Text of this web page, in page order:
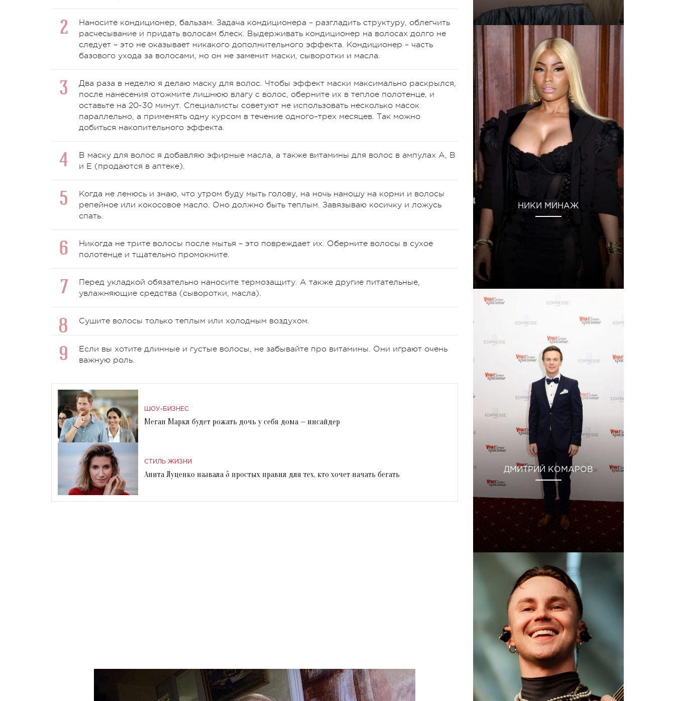
Наносите кондиционер, бальзам. Задача кондиционера – разгладить структуру, облегчить
расчесывание и придать волосам блеск. Выдерживать кондиционер на волосах долго не
следует – это не оказывает никакого дополнительного эффекта. Кондиционер – часть
базового ухода за волосами, но он не заменит маски, сыворотки и масла.
Два раза в неделю я делаю маску для волос. Чтобы эффект маски максимально раскрылся,
после нанесения отожмите лишнюю влагу с волос, оберните их в теплое полотенце, и
оставьте на 20-30 минут. Специалисты советуют не использовать несколько масок
параллельно, а применять одну курсом в течение одного–трех месяцев. Так можно
добиться накопительного эффекта.
В маску для волос я добавляю эфирные масла, а также витамины для волос в ампулах А, В
и Е (продаются в аптеке).
Когда не ленюсь и знаю, что утром буду мыть голову, на ночь наношу на корни и волосы
репейное или кокосовое масло. Оно должно быть теплым. Завязываю косичку и ложусь
спать.
Никогда не трите волосы после мытья – это повреждает их. Оберните волосы в сухое
полотенце и тщательно промокните.
Перед укладкой обязательно наносите термозащиту. А также другие питательные,
увлажняющие средства (сыворотки, масла).
Сушите волосы только теплым или холодным воздухом.
Если вы хотите длинные и густые волосы, не забывайте про витамины. Они играют очень
важную роль.
ШОУ-БИЗНЕС
Меган Маркл будет рожать дочь у себя дома — инсайдер
СТИЛЬ ЖИЗНИ
Анита Луценко назвала 5 простых правил для тех, кто хочет начать бегать
НИКИ МИНАЖ
ДМИТРИЙ КОМАРОВ